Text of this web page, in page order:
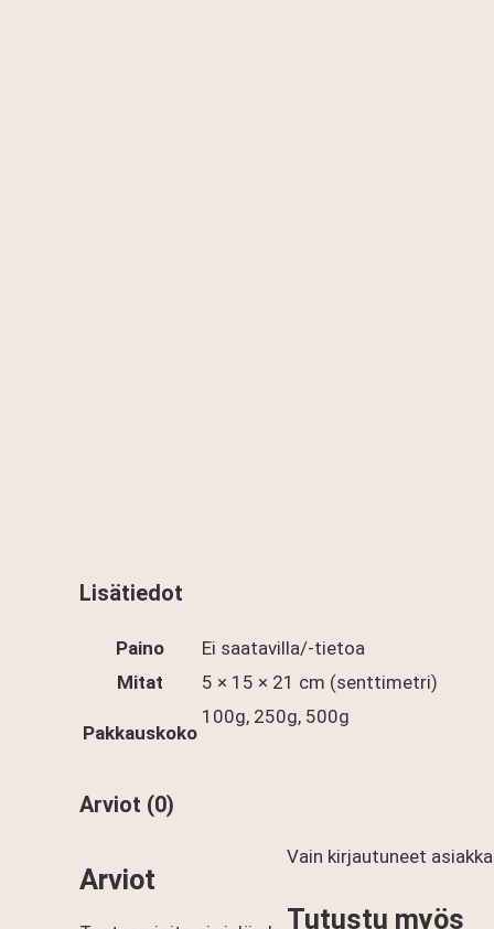
Lisätiedot
Paino
Ei saatavilla/-tietoa
Mitat
5 × 15 × 21 cm (senttimetri)
Pakkauskoko
100g, 250g, 500g
Arviot (0)
Arviot
Vain kirjautuneet
Tutustu myös